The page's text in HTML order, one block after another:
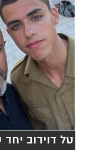
טל דוידוב יחד